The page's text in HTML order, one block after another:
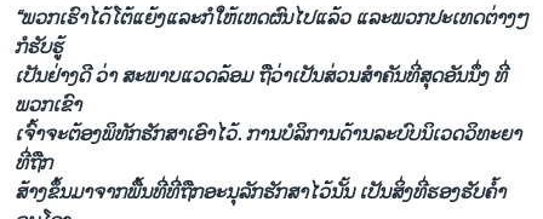
“ພວກ​ເຮົາໄດ້​ໂຕ້​ແຍ້​ງ​ແລະ​ກໍໃຫ້​ເຫດຜົນໄປ​ແລ້ວ ​ແລະ​ພວກ​ປະ​ເທດ​ຕ່າງໆ​
ກໍຮັບຮູ້
ເປັນ​ຢ່າງ​ດີ ວ່າ ສະພາບ​ແວດ​ລ້ອມ ຖື​ວ່າ​ເປັນສ່ວນ​ສໍາຄັນທີ່​ສຸດ​ອັນ​ນຶ່ງ​ ທີ່​
ພວກ​ເຂົາ
ເຈົ້າຈະ​ຕ້ອງ​ພິທັກຮັກສາ​ເອົາ​ໄວ້. ການ​ບໍລິການ​ດ້ານ​ລະບົບ​ນິ​ເວດ​ວິ​ທະຍາ​
ທີ່​ຖືກ​
ສ້າງ​ຂຶ້ນມາ​ຈາກ​ພື້ນ​ທີ່ທີ່​ຖືກອະນຸລັກຮັກສາ​ໄວ້ນັ້ນ ​ເປັນ​ສິ່ງທີ່​ຮອງ​ຮັບຄໍ້າ​